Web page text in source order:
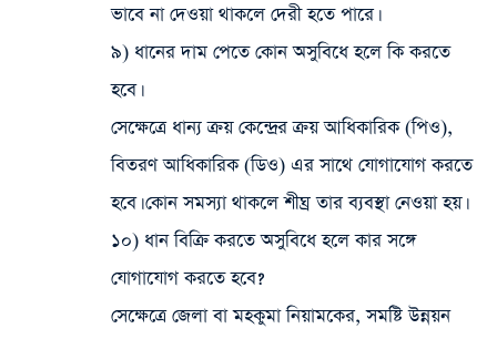
ভাবে না দেওয়া থাকলে দেরী হতে পারে।
৯) ধানের দাম পেতে কোন অসুবিধে হলে কি করতে
হবে।
সেক্ষেত্রে ধান্য ক্রয় কেন্দ্রের ক্রয় আধিকারিক (পিও),
বিতরণ আধিকারিক (ডিও) এর সাথে যোগাযোগ করতে
হবে। কোন সমস্যা থাকলে শীঘ্র তার ব্যবস্থা নেওয়া হয়।
১০) ধান বিক্রি করতে অসুবিধে হলে কার সঙ্গে
যোগাযোগ করতে হবে?
সেক্ষেত্রে জেলা বা মহকুমা নিয়ামকের, সমষ্টি উন্নয়ন